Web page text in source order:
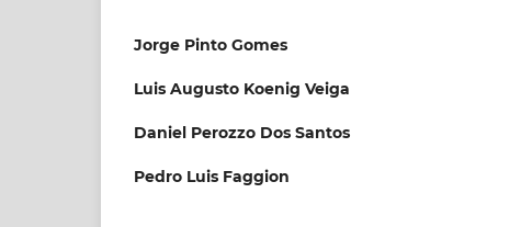
Jorge Pinto Gomes
Luis Augusto Koenig Veiga
Daniel Perozzo Dos Santos
Pedro Luis Faggion